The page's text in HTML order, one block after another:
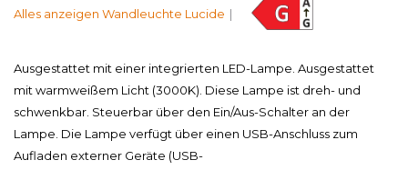
Alles anzeigen Wandleuchte Lucide
Ausgestattet mit einer integrierten LED-Lampe. Ausgestattet
mit warmweißem Licht (3000K). Diese Lampe ist dreh- und
schwenkbar. Steuerbar über den Ein/Aus-Schalter an der
Lampe. Die Lampe verfügt über einen USB-Anschluss zum
Aufladen externer Geräte (USB-